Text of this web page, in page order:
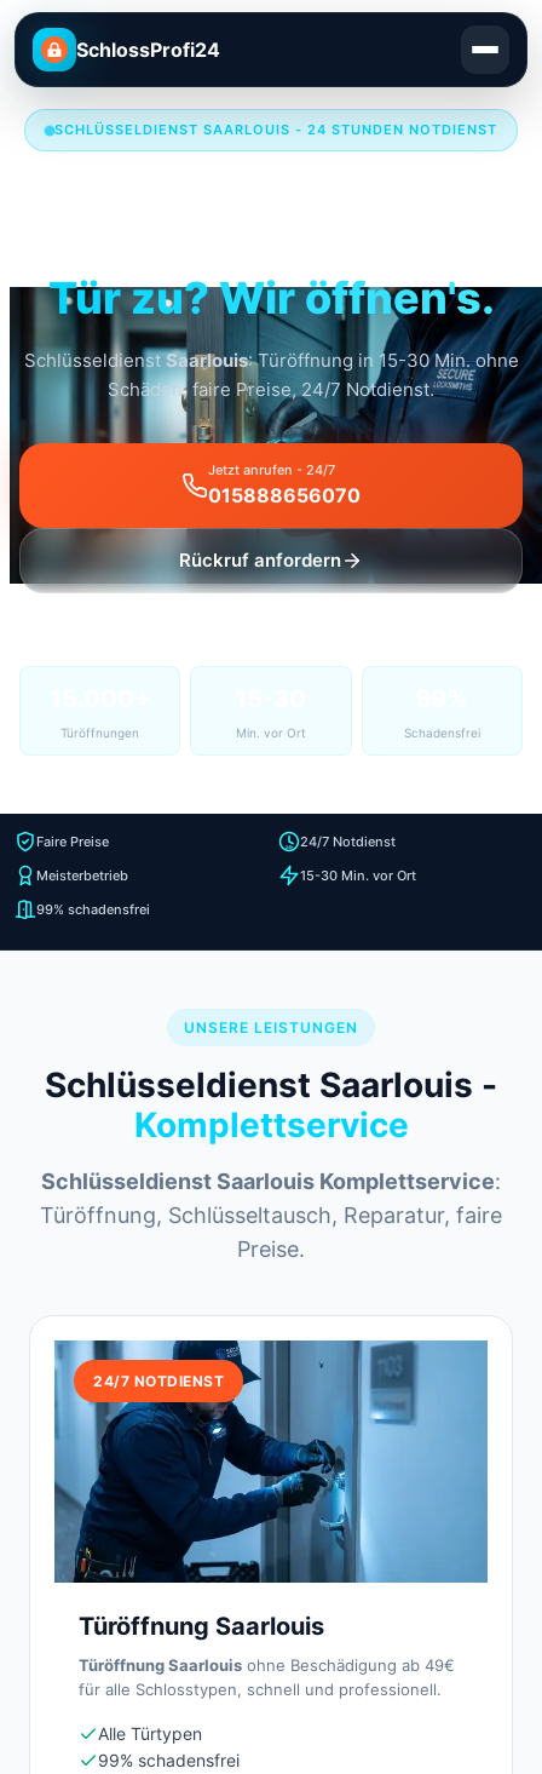
SchlossProfi24
SCHLÜSSELDIENST SAARLOUIS - 24 STUNDEN NOTDIENST
Tür zu? Wir öffnen's.
Schlüsseldienst Saarlouis: Türöffnung in 15-30 Min. ohne
Schäden, faire Preise, 24/7 Notdienst.
Jetzt anrufen - 24/7
015888656070
Rückruf anfordern
Türöffnungen Min. vor Ort Schadensfrei
Faire Preise
24/7 Notdienst
Meisterbetrieb
15-30 Min. vor Ort
99% schadensfrei
UNSERE LEISTUNGEN
Schlüsseldienst Saarlouis -
Komplettservice
Schlüsseldienst Saarlouis Komplettservice:
Türöffnung, Schlüsseltausch, Reparatur, faire
Preise.
24/7 NOTDIENST
Türöffnung Saarlouis
Türöffnung Saarlouis ohne Beschädigung ab 49€
für alle Schlosstypen, schnell und professionell.
Alle Türtypen
99% schadensfrei